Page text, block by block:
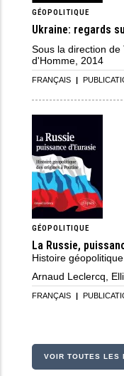
GÉOPOLITIQUE
Ukraine: regards
Sous la direction
d'Homme, 2014
FRANÇAIS
GÉOPOLITIQUE
La Russie,
Histoire
Arnaud Leclercq,
FRANÇAIS
VOIR TOUTES LES